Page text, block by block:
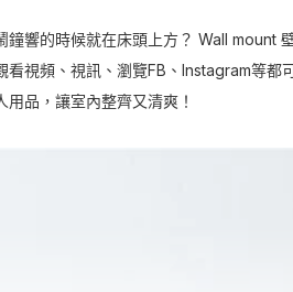
響的時候就在床頭上方？ Wall mount
視頻、視訊、瀏覽FB、Instagram等
品，讓室內整齊又清爽！